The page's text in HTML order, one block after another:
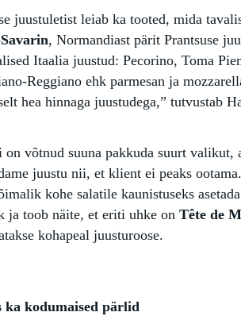
juustuletist leiab ka tooted, mida
, Normandiast pärit Prantsuse
Itaalia juustud: Pecorino, Toma
Reggiano ehk parmesan ja
hea hinnaga juustudega,” tutvustab
on võtnud suuna pakkuda suurt valikut,
juustu nii, et klient ei peaks
kohe salatile kaunistuseks
ja toob näite, et eriti uhke onTête de
kohapeal juusturoose.
ka kodumaised pärlid